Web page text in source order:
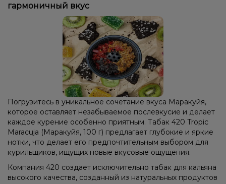
гармоничный вкус
Погрузитесь в уникальное сочетание вкуса Маракуйя,
которое оставляет незабываемое послевкусие и делает
каждое курение особенно приятным. Табак 420 Tropic
Maracuja (Маракуйя, 100 г) предлагает глубокие и яркие
нотки, что делает его предпочтительным выбором для
курильщиков, ищущих новые вкусовые ощущения.
Компания 420 создает исключительно табак для кальяна
высокого качества, созданный из натуральных продуктов